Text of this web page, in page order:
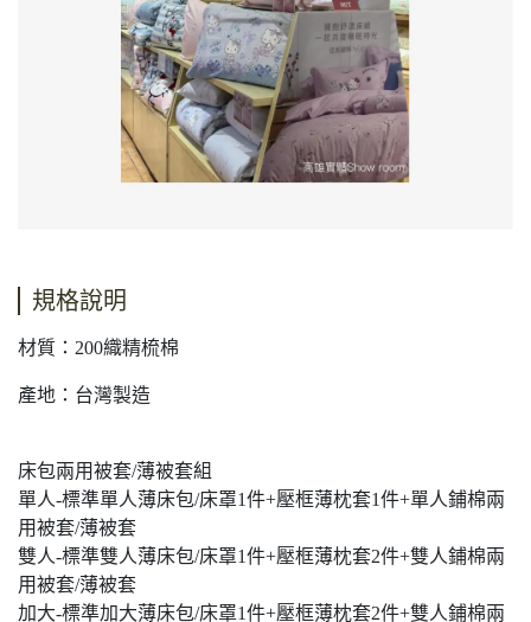
規格說明
材質：200織精梳棉
產地：台灣製造
床包兩用被套/薄被套組
單人-標準單人薄床包/床罩1件+壓框薄枕套1件+單人鋪棉兩
用被套/薄被套
雙人-標準雙人薄床包/床罩1件+壓框薄枕套2件+雙人鋪棉兩
用被套/薄被套
加大-標準加大薄床包/床罩1件+壓框薄枕套2件+雙人鋪棉兩